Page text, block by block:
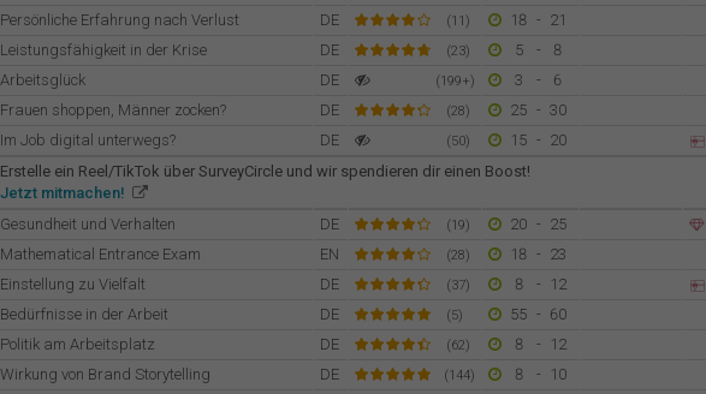
Persönliche Erfahrung nach Verlust
DE (11) 18 - 21
Leistungsfähigkeit in der Krise
DE (23) 5 -
8
Arbeitsglück
DE (199+) 3 -
6
Frauen shoppen, Männer zocken?
DE (28) 25 - 30
Im Job digital unterwegs?
DE (50) 15 - 20
Erstelle ein Reel/TikTok über SurveyCircle und wir spendieren dir einen Boost!
Jetzt mitmachen!
Gesundheit und Verhalten DE (19) 20 - 25
Mathematical Entrance Exam
EN (28) 18 - 23
Einstellung zu Vielfalt
DE (37) 8 - 12
Bedürfnisse in der Arbeit
DE (5) 55 - 60
Politik am Arbeitsplatz
DE (62) 8 -
12
Wirkung von Brand Storytelling
DE (144) 8 -
10